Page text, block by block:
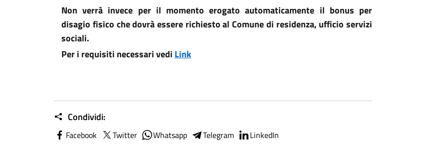
Non verrà invece per il momento erogato automaticamente il bonus per
disagio fisico che dovrà essere richiesto al Comune di residenza, ufficio servizi
sociali.
Per i requisiti necessari vedi Link
Condividi:
Facebook Twitter Whatsapp Telegram LinkedIn